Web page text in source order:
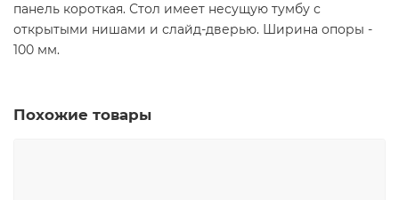
панель короткая. Стол имеет несущую тумбу с
открытыми нишами и слайд-дверью. Ширина опоры -
100 мм.
Похожие товары